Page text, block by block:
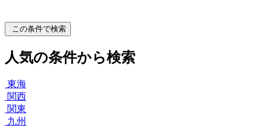
この条件で検索
人気の条件から検索
東海
関西
関東
九州